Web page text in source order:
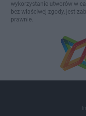
wykorzystanie utworów w
bez właściwej zgody, jest
prawnie.